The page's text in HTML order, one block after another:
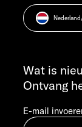
MA T/M DO
VR 7:30 - 12:00
Cookie
Informatie
Wat is
Ontvang
E-mail
Nederland